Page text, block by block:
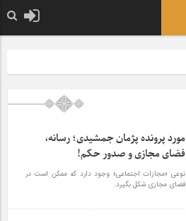
مورد پرونده پژمان جمشیدی؛ رسانه،
فضای مجازی و صدور حکم!
نوعی «مجازات اجتماعی» وجود دارد که ممکن است در
فضای مجازی شکل بگیرد.